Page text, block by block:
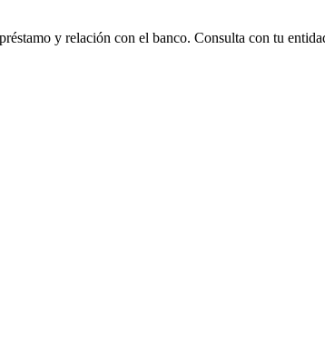
y relación con el banco. Consulta con tu